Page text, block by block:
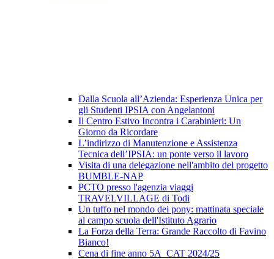
Dalla Scuola all’Azienda: Esperienza Unica per
gli Studenti IPSIA con Angelantoni
Il Centro Estivo Incontra i Carabinieri: Un
Giorno da Ricordare
L’indirizzo di Manutenzione e Assistenza
Tecnica dell’IPSIA: un ponte verso il lavoro
Visita di una delegazione nell'ambito del progetto
BUMBLE-NAP
PCTO presso l'agenzia viaggi
TRAVELVILLAGE di Todi
Un tuffo nel mondo dei pony: mattinata speciale
al campo scuola dell'Istituto Agrario
La Forza della Terra: Grande Raccolto di Favino
Bianco!
Cena di fine anno 5A_CAT 2024/25